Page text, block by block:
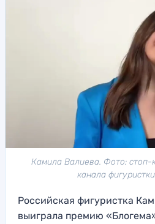
Камила Валиева. Фото: стоп-
канала
Российская фигуристка
выиграла премию